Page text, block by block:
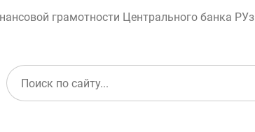
грамотности Центрального банка РУз